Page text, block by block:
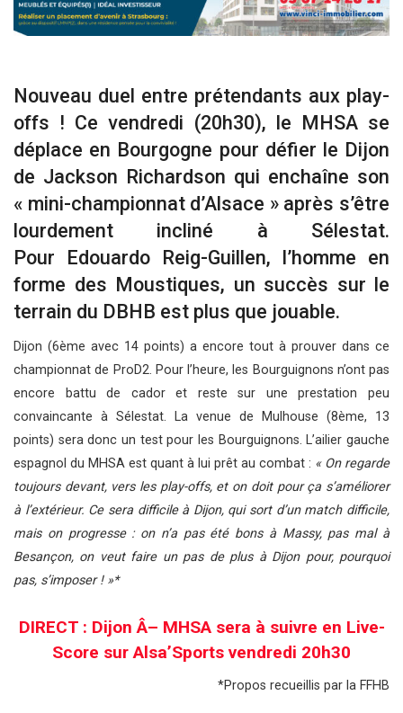
Nouveau duel entre prétendants aux play-
offs ! Ce vendredi (20h30), le MHSA se
déplace en Bourgogne pour défier le Dijon
de Jackson Richardson qui enchaîne son
« mini-championnat d’Alsace » après s’être
lourdement incliné à Sélestat.
Pour Edouardo Reig-Guillen, l’homme en
forme des Moustiques, un succès sur le
terrain du DBHB est plus que jouable.
Dijon (6ème avec 14 points) a encore tout à prouver dans ce
championnat de ProD2. Pour l’heure, les Bourguignons n’ont pas
encore battu de cador et reste sur une prestation peu
convaincante à Sélestat. La venue de Mulhouse (8ème, 13
points) sera donc un test pour les Bourguignons. L’ailier gauche
espagnol du MHSA est quant à lui prêt au combat : « On regarde
toujours devant, vers les play-offs, et on doit pour ça s’améliorer
à l’extérieur. Ce sera difficile à Dijon, qui sort d’un match difficile,
mais on progresse : on n’a pas été bons à Massy, pas mal à
Besançon, on veut faire un pas de plus à Dijon pour, pourquoi
pas, s’imposer ! »*
DIRECT : Dijon Â– MHSA sera à suivre en Live-
Score sur Alsa’Sports vendredi 20h30
*Propos recueillis par la FFHB